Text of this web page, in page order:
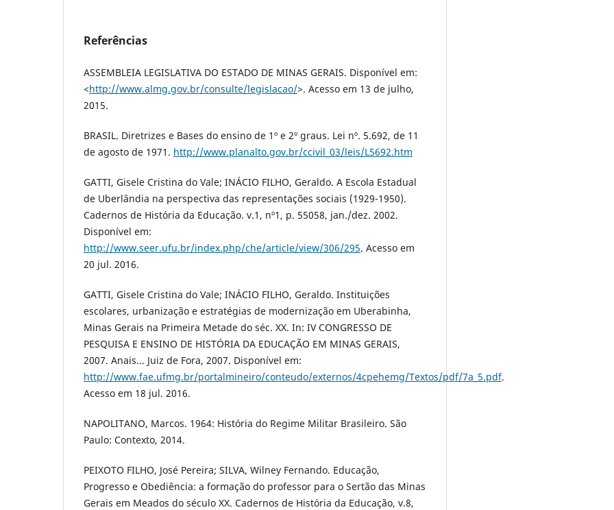
Referências
ASSEMBLEIA LEGISLATIVA DO ESTADO DE MINAS GERAIS. Disponível em:
<http://www.almg.gov.br/consulte/legislacao/>. Acesso em 13 de julho,
2015.
BRASIL. Diretrizes e Bases do ensino de 1º e 2º graus. Lei nº. 5.692, de 11
de agosto de 1971. http://www.planalto.gov.br/ccivil_03/leis/L5692.htm
GATTI, Gisele Cristina do Vale; INÁCIO FILHO, Geraldo. A Escola Estadual
de Uberlândia na perspectiva das representações sociais (1929-1950).
Cadernos de História da Educação. v.1, nº1, p. 55058, jan./dez. 2002.
Disponível em:
http://www.seer.ufu.br/index.php/che/article/view/306/295. Acesso em
20 jul. 2016.
GATTI, Gisele Cristina do Vale; INÁCIO FILHO, Geraldo. Instituições
escolares, urbanização e estratégias de modernização em Uberabinha,
Minas Gerais na Primeira Metade do séc. XX. In: IV CONGRESSO DE
PESQUISA E ENSINO DE HISTÓRIA DA EDUCAÇÃO EM MINAS GERAIS,
2007. Anais... Juiz de Fora, 2007. Disponível em:
http://www.fae.ufmg.br/portalmineiro/conteudo/externos/4cpehemg/Textos/pdf/7a_5.pdf.
Acesso em 18 jul. 2016.
NAPOLITANO, Marcos. 1964: História do Regime Militar Brasileiro. São
Paulo: Contexto, 2014.
PEIXOTO FILHO, José Pereira; SILVA, Wilney Fernando. Educação,
Progresso e Obediência: a formação do professor para o Sertão das Minas
Gerais em Meados do século XX. Cadernos de História da Educação, v.8,